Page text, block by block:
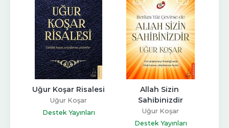
Uğur Koşar Risalesi
Uğur Koşar
Destek Yayınları
Allah Sizin
Sahibinizdir
Uğur Koşar
Destek Yayınları